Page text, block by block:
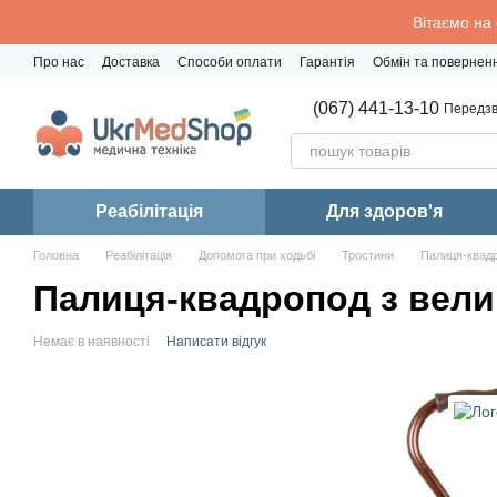
Вітаємо
Про нас Доставка Способи оплати Гарантія
Обмін та
(067) 441-13-10
Реабiлiтацiя Для здоров'я
Головна Реабiлiтацiя Допомога при ходьбі Тростини Палиця-
Палиця-квадропод з
Немає в наявності Написати відгук